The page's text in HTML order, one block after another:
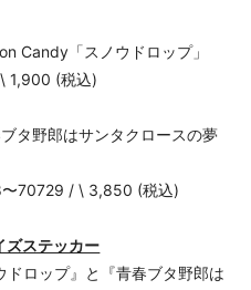
Candy「スノウドロップ」
1,900 (税込)
タ野郎はサンタクロースの夢
70729 / \ 3,850 (税込)
ステッカー
ロップ』と『青春ブタ野郎は